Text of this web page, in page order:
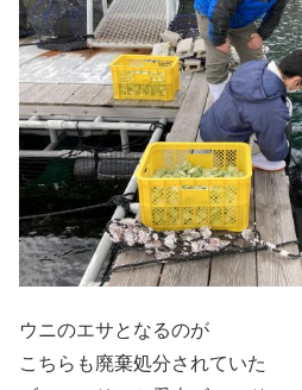
ウニのエサとなるのが
こちらも廃棄処分されていた